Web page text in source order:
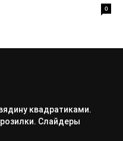
0
квадратиками.
Слайдеры